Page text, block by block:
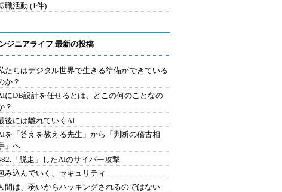
職活動 (1件)
ジニアライフ 最新の投稿
たちはデジタル世界で生きる準備ができている
か？
にDB設計を任せるとは、どこの何のことなの
？
後には離れていくAI
を「答えを教える先生」から「判断の稽古相
」へ
「脱走」したAIのサイバー攻撃
み込んでいく、セキュリティ
間は、弱いからハッキングされるのではない